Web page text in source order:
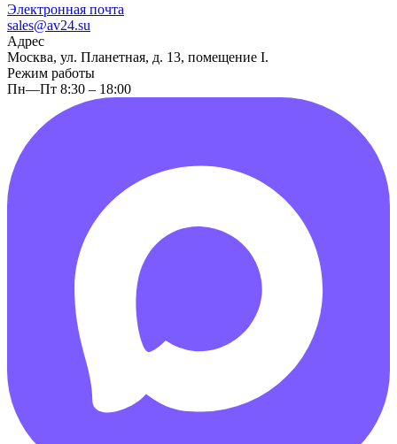
Электронная почта
sales@av24.su
Адрес
Москва, ул. Планетная, д. 13, помещение I.
Режим работы
Пн—Пт 8:30 – 18:00